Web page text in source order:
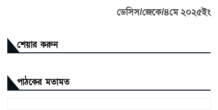
ডেসিস/জেকে/৪মে ২০২৫ইং
শেয়ার করুন
পাঠকের মতামত